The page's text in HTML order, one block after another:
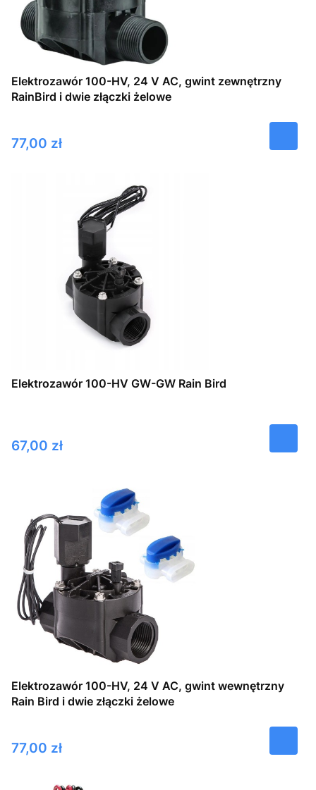
Elektrozawór 100-HV, 24 V AC, gwint zewnętrzny
RainBird i dwie złączki żelowe
Cena
77,00 zł
Elektrozawór 100-HV GW-GW Rain Bird
Cena
67,00 zł
Elektrozawór 100-HV, 24 V AC, gwint wewnętrzny
Rain Bird i dwie złączki żelowe
Cena
77,00 zł